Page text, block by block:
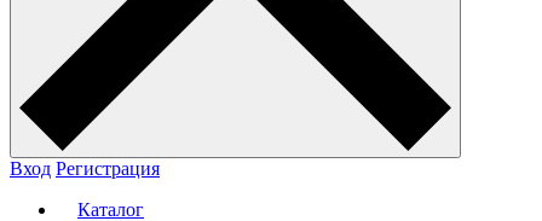
Вход Регистрация
Каталог